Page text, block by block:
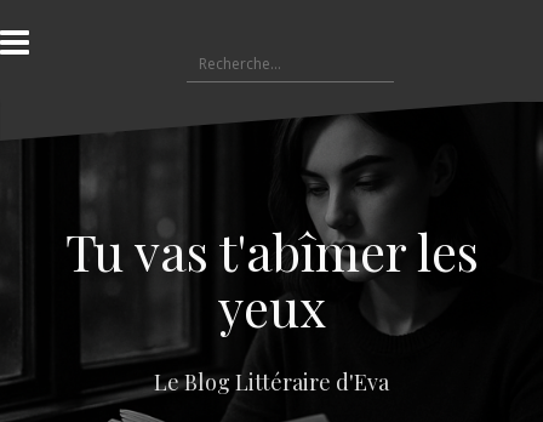
l
a
e
e
Tu vas t'abîmer les
yeux
Le Blog Littéraire d'Eva